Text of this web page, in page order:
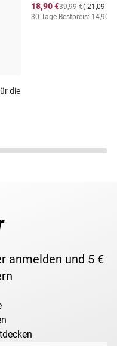
die
18,90 €
(-21,09 €)
39,99 €
30-Tage-Bestpreis: 14,90 €
anmelden und 5 €